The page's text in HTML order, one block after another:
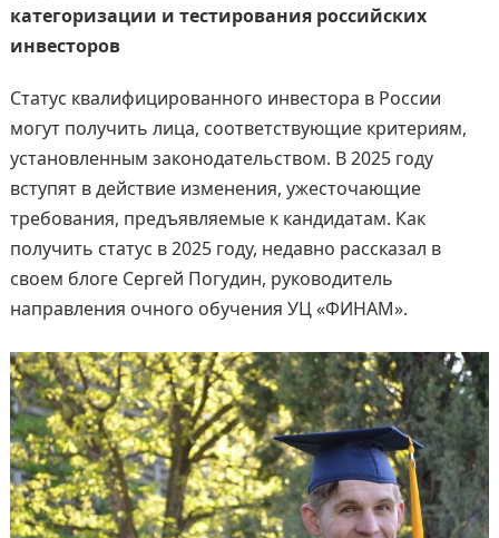
категоризации и тестирования российских
инвесторов
Статус квалифицированного инвестора в России
могут получить лица, соответствующие критериям,
установленным законодательством. В 2025 году
вступят в действие изменения, ужесточающие
требования, предъявляемые к кандидатам. Как
получить статус в 2025 году, недавно рассказал в
своем блоге Сергей Погудин, руководитель
направления очного обучения УЦ «ФИНАМ».